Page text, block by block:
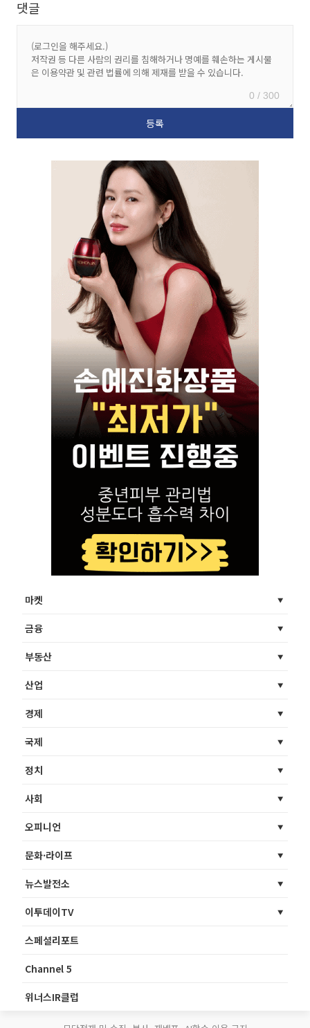
댓글
0 / 300
마켓
금융
부동산
산업
경제
국제
정치
사회
오피니언
문화·라이프
뉴스발전소
이투데이TV
스페셜리포트
Channel 5
위너스IR클럽